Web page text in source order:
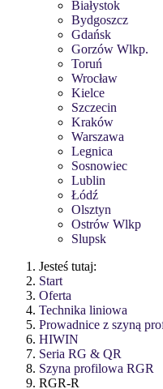
Białystok
Bydgoszcz
Gdańsk
Gorzów Wlkp.
Toruń
Wrocław
Kielce
Szczecin
Kraków
Warszawa
Legnica
Sosnowiec
Lublin
Łódź
Olsztyn
Ostrów Wlkp
Slupsk
Jesteś tutaj:
Start
Oferta
Technika liniowa
Prowadnice z szyną
HIWIN
Seria RG & QR
Szyna profilowa RGR
RGR-R